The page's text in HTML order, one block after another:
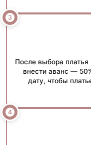
После выбора
внести аванс —
дату, чтобы